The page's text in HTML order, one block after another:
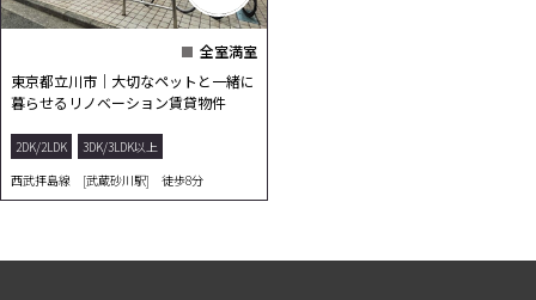
全室満室
東京都立川市｜大切なペットと一緒に
暮らせるリノベーション賃貸物件
2DK/2LDK
3DK/3LDK以上
西武拝島線 [武蔵砂川駅] 徒歩8分